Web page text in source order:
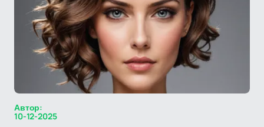
Автор:
10-12-2025